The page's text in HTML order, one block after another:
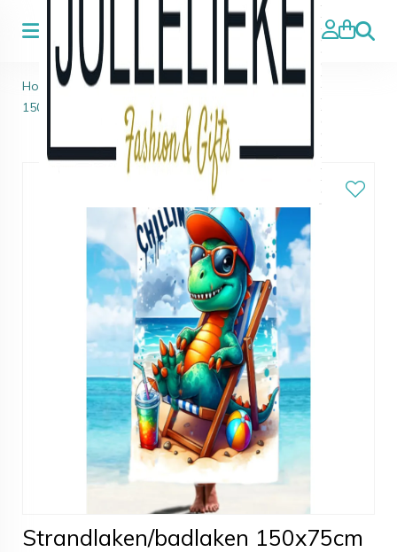
Zoeken
Home > Bad/Strandlakens>Strandlaken/badlaken
150x75cm Dinosaurus 02
Strandlaken/badlaken 150x75cm